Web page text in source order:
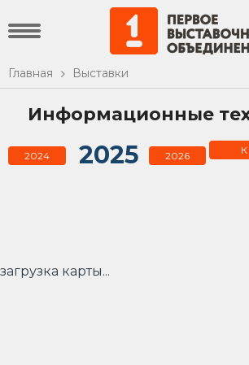
Главная Выставки
Информационные
2024 2025 2026
загрузка карты...